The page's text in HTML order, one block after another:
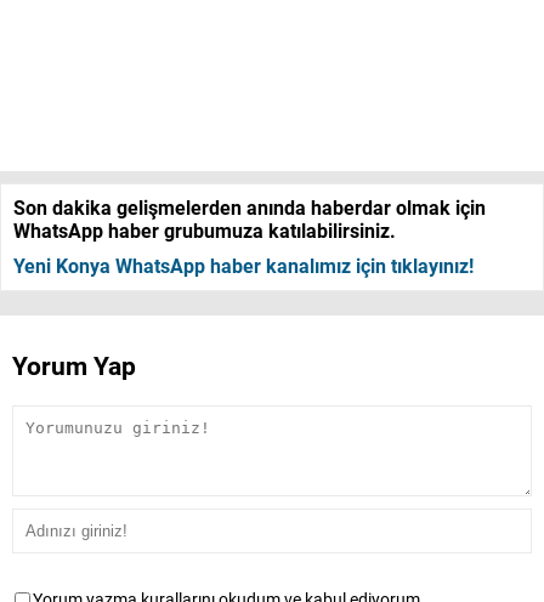
Son dakika gelişmelerden anında haberdar olmak için
WhatsApp haber grubumuza katılabilirsiniz.
Yeni Konya WhatsApp haber kanalımız için tıklayınız!
Yorum Yap